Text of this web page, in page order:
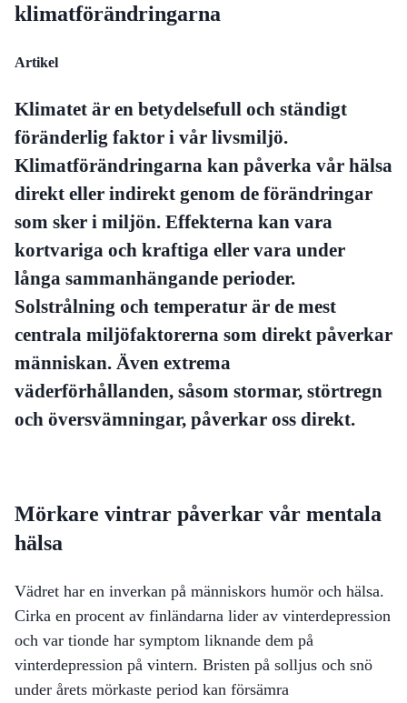
klimatförändringarna
Artikel
Klimatet är en betydelsefull och ständigt
föränderlig faktor i vår livsmiljö.
Klimatförändringarna kan påverka vår hälsa
direkt eller indirekt genom de förändringar
som sker i miljön. Effekterna kan vara
kortvariga och kraftiga eller vara under
långa sammanhängande perioder.
Solstrålning och temperatur är de mest
centrala miljöfaktorerna som direkt påverkar
människan. Även extrema
väderförhållanden, såsom stormar, störtregn
och översvämningar, påverkar oss direkt.
Mörkare vintrar påverkar vår mentala
hälsa
Vädret har en inverkan på människors humör och hälsa.
Cirka en procent av finländarna lider av vinterdepression
och var tionde har symptom liknande dem på
vinterdepression på vintern. Bristen på solljus och snö
under årets mörkaste period kan försämra